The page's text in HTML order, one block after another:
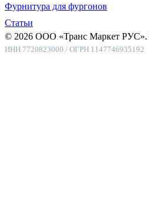
Фурнитура для фургонов
Статьи
© 2026 ООО «Транс Маркет РУС».
ИНН 7720823000 / ОГРН 1147746935192